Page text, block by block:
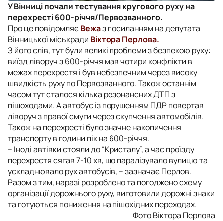
У Вінниці почали тестування кругового руху на
перехресті 600-річчя/Первозванного.
Про це повідомляєВежаз посиланням на депутата
Вінницької міськради Віктора Перлова.
З його слів, тут були великі проблеми з безпекою руху:
виїзд ліворуч з 600-річчя мав чотири конфлікти в
межах перехрестя і був небезпечним через високу
швидкість руху по Первозванного. Також останнім
часом тут сталося кілька резонансних ДТП з
пішоходами. А автобус із порушенням ПДР повертав
ліворуч з правої смуги через скупчення автомобілів.
Також на перехресті було значне накопичення
транспорту в години пік на 600-річчя.
– Іноді автівки стояли до “Кристалу”, а час проїзду
перехрестя сягав 7-10 хв, що паралізувало вулицю та
ускладнювало рух автобусів, – зазначає Перлов.
Разом з тим, наразі розроблено та погоджено схему
організації дорожнього руху, виготовили дорожні знаки
та готуються пониження на пішохідних переходах.
Фото Віктора Перлова